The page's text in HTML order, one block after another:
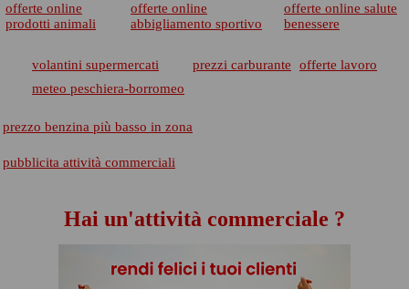
offerte online
prodotti animali
offerte online
abbigliamento sportivo
offerte online salute
benessere
volantini supermercati prezzi carburante
offerte lavoro
meteo peschiera-borromeo
prezzo benzina più basso in zona
pubblicita attività commerciali
Hai un'attività commerciale ?